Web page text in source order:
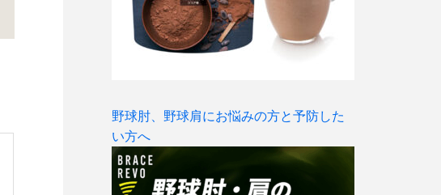
野球肘、野球肩にお悩みの方と予防した
い方へ